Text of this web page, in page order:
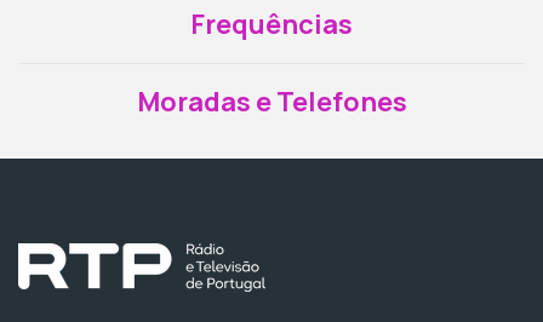
Frequências
Moradas e Telefones